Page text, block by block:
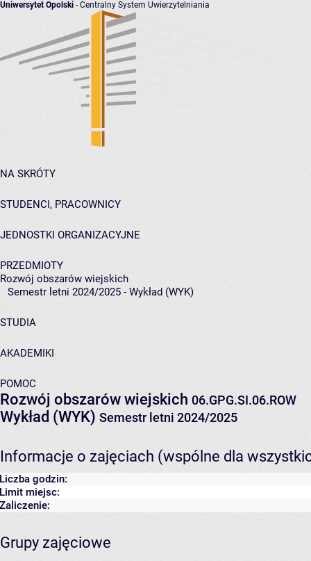
Uniwersytet Opolski - Centralny System Uwierzytelniania
NA SKRÓTY
STUDENCI, PRACOWNICY
JEDNOSTKI ORGANIZACYJNE
PRZEDMIOTY
Rozwój obszarów wiejskich
Semestr letni 2024/2025 - Wykład (WYK)
STUDIA
AKADEMIKI
POMOC
Rozwój obszarów wiejskich 06.GPG.SI.06.ROW
Wykład (WYK) Semestr letni 2024/2025
Informacje o zajęciach (wspólne dla
Liczba godzin:
Limit miejsc:
Zaliczenie:
Grupy zajęciowe